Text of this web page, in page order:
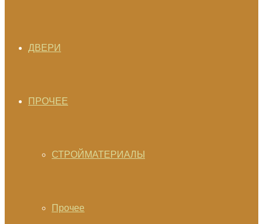
ДВЕРИ
ПРОЧЕЕ
СТРОЙМАТЕРИАЛЫ
Прочее